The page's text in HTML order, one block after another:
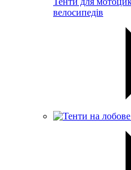
велосипедів